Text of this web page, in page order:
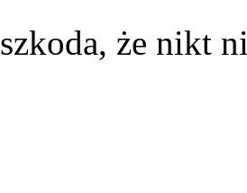
że nikt